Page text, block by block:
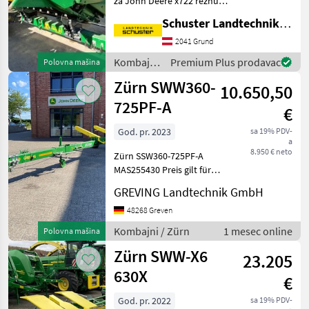
Claas
Kemper
Krone
Geringhoff
New Holland
Prikaži
sve
(30)
MARKETPLACE
Marketplace
Ponude
trgovaca
Oglasi
Polovna mašina
cm Tip hedera/ adaptera:
Heder/ adapter za
suncokret, Fiksno, : Fiksno
Kombajni Adapteri
Schuster Landtechnik Grund
2041 Grund
Kombajni
/ Zürn
Premium Plus prodavac
Polovna mašina
Zürn SWW360-
725PF-A
10.650,50
€
sa 19% PDV-
a
8.950 € neto
God. pr. 2023
Zürn SSW360-725PF-A
MAS255430 Preis gilt für
Angebot freibleibend.
Irrtümer , Änderungen und
Zwischenverkauf
vorbehalten. Alle Angaben
ohne Gew
GREVING Landtechnik GmbH
48268 Greven
Kombajni / Zürn 1 mesec online
Zürn SWW-X6
630X
23.205
€
sa 19% PDV-
God. pr. 2022